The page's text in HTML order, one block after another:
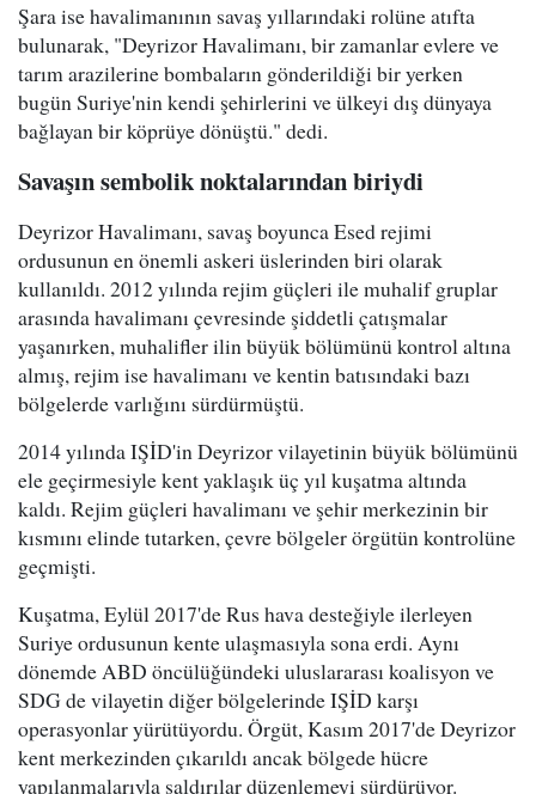
Şara ise havalimanının savaş yıllarındaki rolüne atıfta
bulunarak, "Deyrizor Havalimanı, bir zamanlar evlere ve
tarım arazilerine bombaların gönderildiği bir yerken
bugün Suriye'nin kendi şehirlerini ve ülkeyi dış dünyaya
bağlayan bir köprüye dönüştü." dedi.
Savaşın sembolik noktalarından biriydi
Deyrizor Havalimanı, savaş boyunca Esed rejimi
ordusunun en önemli askeri üslerinden biri olarak
kullanıldı. 2012 yılında rejim güçleri ile muhalif gruplar
arasında havalimanı çevresinde şiddetli çatışmalar
yaşanırken, muhalifler ilin büyük bölümünü kontrol altına
almış, rejim ise havalimanı ve kentin batısındaki bazı
bölgelerde varlığını sürdürmüştü.
2014 yılında IŞİD'in Deyrizor vilayetinin büyük bölümünü
ele geçirmesiyle kent yaklaşık üç yıl kuşatma altında
kaldı. Rejim güçleri havalimanı ve şehir merkezinin bir
kısmını elinde tutarken, çevre bölgeler örgütün kontrolüne
geçmişti.
Kuşatma, Eylül 2017'de Rus hava desteğiyle ilerleyen
Suriye ordusunun kente ulaşmasıyla sona erdi. Aynı
dönemde ABD öncülüğündeki uluslararası koalisyon ve
SDG de vilayetin diğer bölgelerinde IŞİD karşı
operasyonlar yürütüyordu. Örgüt, Kasım 2017'de Deyrizor
kent merkezinden çıkarıldı ancak bölgede hücre
yapılanmalarıyla saldırılar düzenlemeyi sürdürüyor.